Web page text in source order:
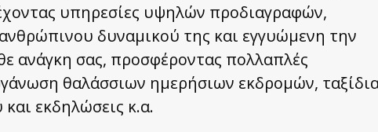
υπηρεσίες υψηλών προδιαγραφών,
δυναμικού της και εγγυώμενη την
ανάγκη σας, προσφέροντας πολλαπλές
θαλάσσιων ημερήσιων εκδρομών,
εκδηλώσεις κ.α.